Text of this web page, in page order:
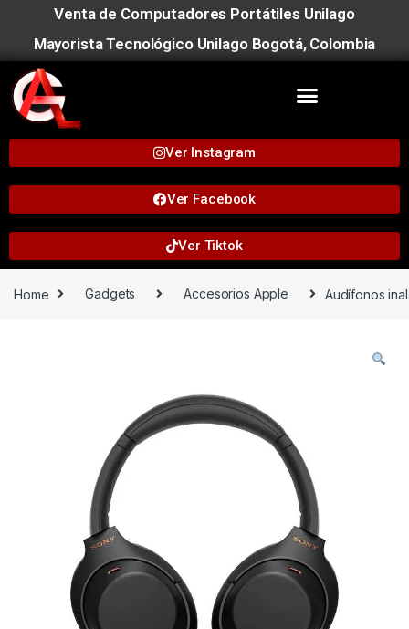
Venta de Computadores Portátiles Unilago
Mayorista Tecnológico Unilago Bogotá, Colombia
Ver Instagram
Ver Facebook
Ver Tiktok
Home Gadgets Accesorios Apple Audífonos